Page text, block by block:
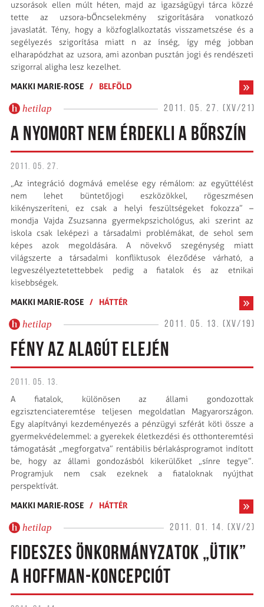
uzsorások ellen múlt héten, majd az igazságügyi tárca közzé
tette az uzsora-bŐncselekmény szigorítására vonatkozó
javaslatát. Tény, hogy a közfoglalkoztatás visszametszése és a
segélyezés szigorítása miatt n az ínség, így még jobban
elharapódzhat az uzsora, ami azonban pusztán jogi és rendészeti
szigorral aligha lesz kezelhet.
MAKKI MARIE-ROSE / BELFÖLD
hetilap 2011. 05. 27. (XV/21)
A NYOMORT NEM ÉRDEKLI A BŐRSZÍN
2011. 05. 27.
„Az integráció dogmává emelése egy rémálom: az együttélést
nem lehet büntetőjogi eszközökkel, rögeszmésen
kikényszeríteni, ez csak a helyi feszültségeket fokozza” –
mondja Vajda Zsuzsanna gyermekpszichológus, aki szerint az
iskola csak leképezi a társadalmi problémákat, de sehol sem
képes azok megoldására. A növekvő szegénység miatt
világszerte a társadalmi konfliktusok éleződése várható, a
legveszélyeztetettebbek pedig a fiatalok és az etnikai
kisebbségek.
MAKKI MARIE-ROSE / HÁTTÉR
hetilap 2011. 05. 13. (XV/19)
FÉNY AZ ALAGÚT ELEJÉN
2011. 05. 13.
A fiatalok, különösen az állami gondozottak
egzisztenciateremtése teljesen megoldatlan Magyarországon.
Egy alapítványi kezdeményezés a pénzügyi szférát köti össze a
gyermek­vé­delem­mel: a gyerekek életkezdési és otthonteremtési
támogatását „megforgatva” rentábilis bérlakás­programot indított
be, hogy az állami gondozásból kikerülőket „sínre tegye”.
Programjuk nem csak ezeknek a fiataloknak nyújthat
perspektívát.
MAKKI MARIE-ROSE / HÁTTÉR
hetilap 2011. 01. 14. (XV/2)
FIDESZES ÖNKORMÁNYZATOK „ÜTIK”
A HOFFMAN-KONCEPCIÓT